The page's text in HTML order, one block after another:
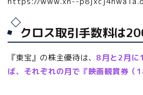
クロス取引手数料は
『東宝』の株主優待は、 8月と2月に
ば、それぞれの月で『映画観賞券（1